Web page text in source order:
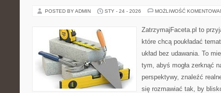
POSTED BY ADMIN STY - 24 - 2026 MOŻLIWOŚĆ
ZatrzymajFaceta.pl to
które chcą poukładać
układ bez udawania. To
tym, abyś mogła zerknąć
perspektywy, znaleźć
się rozmawiać tak, by